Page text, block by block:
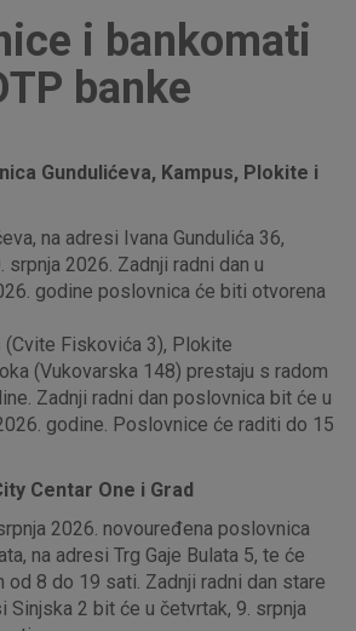
i bankomati
banke
Gundulićeva, Kampus, Plokite i
na adresi Ivana Gundulića 36,
2026. Zadnji radni dan u
godine poslovnica će biti otvorena
Fiskovića 3), Plokite
(Vukovarska 148) prestaju s radom
Zadnji radni dan poslovnica bit će u
godine. Poslovnice će raditi do 15
Centar One i Grad
2026. novouređena poslovnica
na adresi Trg Gaje Bulata 5, te će
od 8 do 19 sati. Zadnji radni dan stare
Sinjska 2 bit će u četvrtak, 9. srpnja